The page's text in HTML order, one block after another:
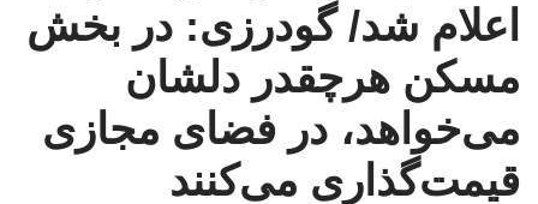
اعلام شد/ گودرزی: در بخش
مسکن هرچقدر دلشان
می‌خواهد، در فضای مجازی
قیمت‌گذاری می‌کنند